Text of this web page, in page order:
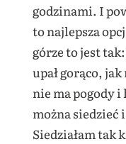
godzinami. I
to najlepsza
górze to jest
upał gorąco,
nie ma pogody
można siedzieć
Siedziałam tak